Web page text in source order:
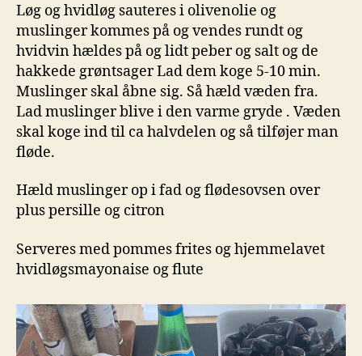
Løg og hvidløg sauteres i olivenolie og
muslinger kommes på og vendes rundt og
hvidvin hældes på og lidt peber og salt og de
hakkede grøntsager Lad dem koge 5-10 min.
Muslinger skal åbne sig. Så hæld væden fra.
Lad muslinger blive i den varme gryde . Væden
skal koge ind til ca halvdelen og så tilføjer man
fløde.
Hæld muslinger op i fad og flødesovsen over
plus persille og citron
Serveres med pommes frites og hjemmelavet
hvidløgsmayonaise og flute